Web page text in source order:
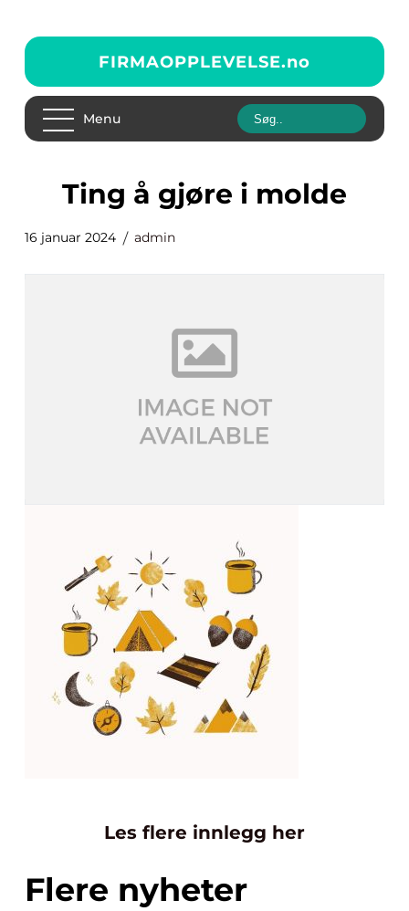
FIRMAOPPLEVELSE.no
Menu
ting å gjøre i molde
16 januar 2024 admin
Les flere innlegg her
Flere nyheter